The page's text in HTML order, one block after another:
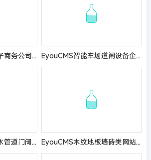
EyouCMS响应式电子商务公司网站模板 EyouCMS智能车场道闸设备企业网站模板
EyouCMS响应式给水管道门阀网站模板 EyouCMS木纹地板墙砖类网站模板